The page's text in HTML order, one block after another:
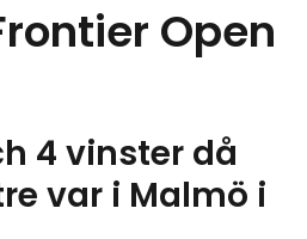
Open
4 vinster då
var i Malmö i